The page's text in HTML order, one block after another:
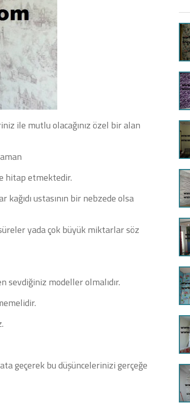
ile mutlu olacağınız özel bir alan
hitap etmektedir.
kağıdı ustasının bir nebzede olsa
yada çok büyük miktarlar söz
sevdiğiniz modeller olmalıdır.
geçerek bu düşüncelerinizi gerçeğe